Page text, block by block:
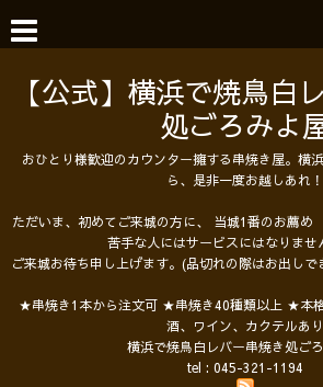
【公式】横浜で焼鳥白
処ごろみよ
おひとり様歓迎のカウンター擁する串焼き屋。横
ら、是非一度お越しあれ！
ただいま、初めてご来城の方に、 当城1番のお薦め
苦手な人にはサービスにはなりませ
ご来城お待ち申し上げます。(品切れの際はお出し
★串焼き1本から注文可 ★串焼き40種類以上 ★本
酒、ワイン、カクテルあり
横浜で焼鳥白レバー串焼き処ご
tel : 045-321-1194